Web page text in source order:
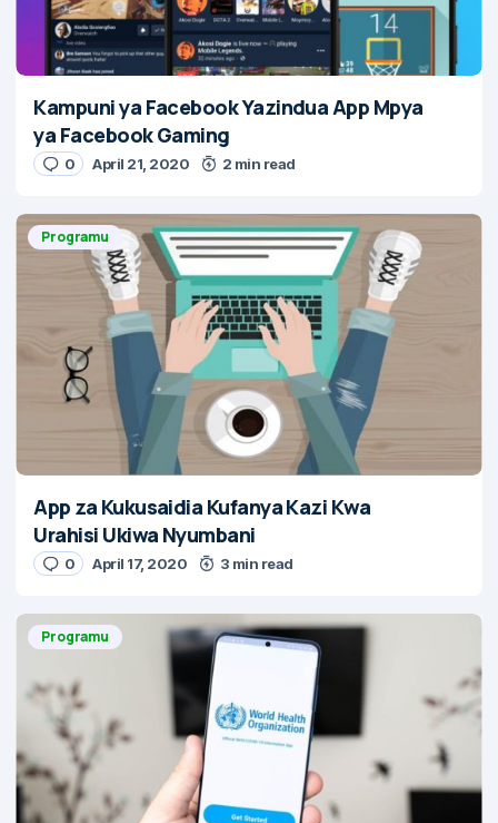
Kampuni ya Facebook Yazindua App Mpya
ya Facebook Gaming
0 April 21, 2020 2 min read
Programu
App za Kukusaidia Kufanya Kazi Kwa
Urahisi Ukiwa Nyumbani
0 April 17, 2020 3 min read
Programu